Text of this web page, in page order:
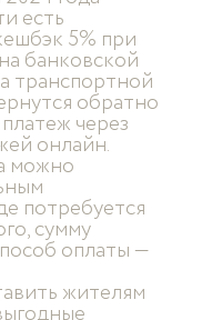
есть
5% при
банковской
транспортной
обратно
через
онлайн.
можно
потребуется
сумму
оплаты —
жителям